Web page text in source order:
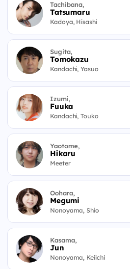
Tachibana,
Tatsumaru
Kadoya, Hisashi
Sugita,
Tomokazu
Kandachi, Yasuo
Izumi,
Fuuka
Kandachi, Touko
Yaotome,
Hikaru
Meeter
Oohara,
Megumi
Nonoyama, Shio
Kasama,
Jun
Nonoyama, Keiichi